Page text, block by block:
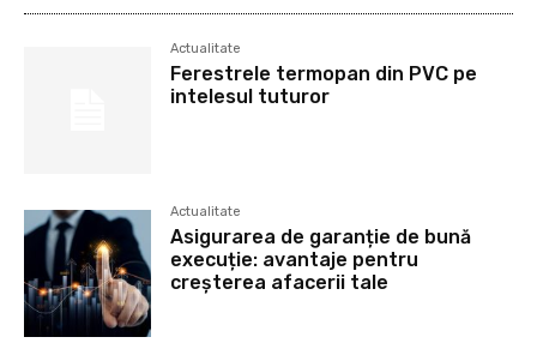
Actualitate
Ferestrele termopan din PVC pe
intelesul tuturor
Actualitate
Asigurarea de garanție de bună
execuție: avantaje pentru
creșterea afacerii tale